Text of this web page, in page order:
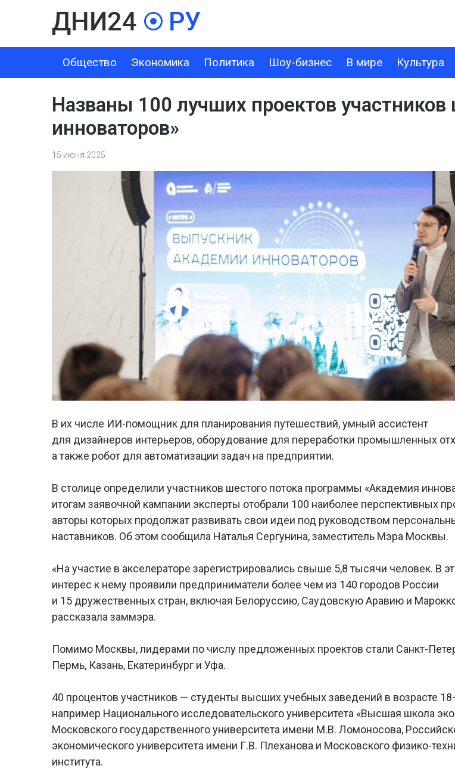
Общество Экономика Политика Шоу-бизнес В мире Культура
ЭКОНОМИКА ПОЛИТИКА ШОУ-БИЗНЕС В МИРЕ КУЛЬТУРА СПОРТ
Названы 100 лучших проектов
инноваторов»
15 июня 2025
В их числе ИИ-помощник для планирования путешествий, умный ассистент
для дизайнеров интерьеров, оборудование для переработки промышленных
а также робот для автоматизации задач на предприятии.
В столице определили участников шестого потока программы «Академия
итогам заявочной кампании эксперты отобрали 100 наиболее перспективных
авторы которых продолжат развивать свои идеи под руководством
наставников. Об этом сообщила Наталья Сергунина, заместитель Мэра Москвы.
«На участие в акселераторе зарегистрировались свыше 5,8 тысячи человек. В
интерес к нему проявили предприниматели более чем из 140 городов России
и 15 дружественных стран, включая Белоруссию, Саудовскую Аравию и
рассказала заммэра.
Помимо Москвы, лидерами по числу предложенных проектов стали Санкт-
Пермь, Казань, Екатеринбург и Уфа.
40 процентов участников — студенты высших учебных заведений в возрасте
например Национального исследовательского университета «Высшая школа
Московского государственного университета имени М.В. Ломоносова,
экономического университета имени Г.В. Плеханова и Московского физико-
института.